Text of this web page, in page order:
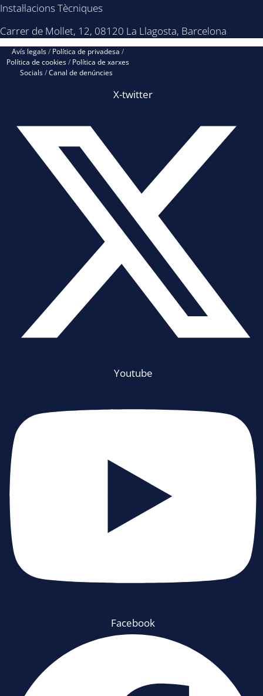
Instal·lacions Tècniques
Carrer de Mollet, 12, 08120 La Llagosta, Barcelona
Avís legals/ Política de privadesa /
Política de cookies/ Política de xarxes
Socials/Canal de denúncies
X-twitter
Youtube
Facebook